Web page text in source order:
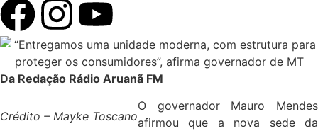
Da Redação Rádio Aruanã FM
Crédito – Mayke Toscano
O governador Mauro Mendes
afirmou que a nova sede da